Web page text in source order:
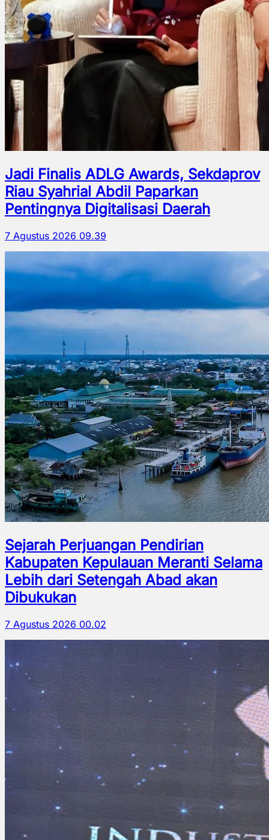
Jadi Finalis ADLG Awards, Sekdaprov
Riau Syahrial Abdil Paparkan
Pentingnya Digitalisasi Daerah
7 Agustus 2026 09.39
Sejarah Perjuangan Pendirian
Kabupaten Kepulauan Meranti Selama
Lebih dari Setengah Abad akan
Dibukukan
7 Agustus 2026 00.02